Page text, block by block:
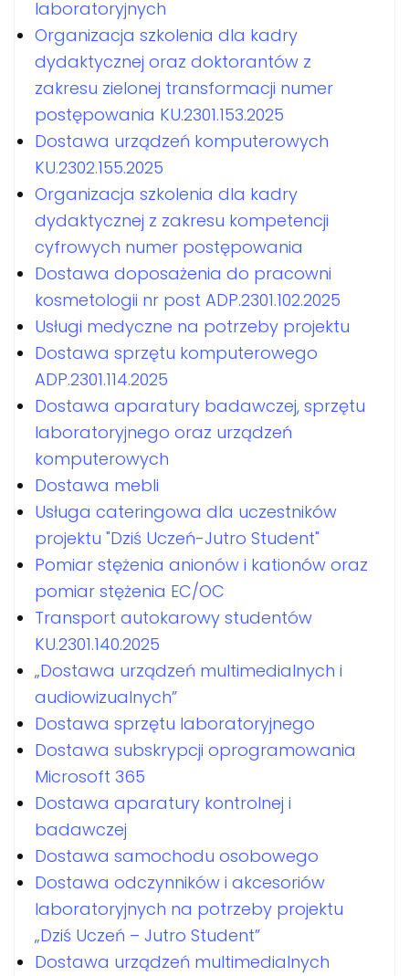
laboratoryjnych
Organizacja szkolenia dla kadry
dydaktycznej oraz doktorantów z
zakresu zielonej transformacji numer
postępowania KU.2301.153.2025
Dostawa urządzeń komputerowych
KU.2302.155.2025
Organizacja szkolenia dla kadry
dydaktycznej z zakresu kompetencji
cyfrowych numer postępowania
Dostawa doposażenia do pracowni
kosmetologii nr post ADP.2301.102.2025
Usługi medyczne na potrzeby projektu
Dostawa sprzętu komputerowego
ADP.2301.114.2025
Dostawa aparatury badawczej, sprzętu
laboratoryjnego oraz urządzeń
komputerowych
Dostawa mebli
Usługa cateringowa dla uczestników
projektu "Dziś Uczeń-Jutro Student"
Pomiar stężenia anionów i kationów oraz
pomiar stężenia EC/OC
Transport autokarowy studentów
KU.2301.140.2025
„Dostawa urządzeń multimedialnych i
audiowizualnych”
Dostawa sprzętu laboratoryjnego
Dostawa subskrypcji oprogramowania
Microsoft 365
Dostawa aparatury kontrolnej i
badawczej
Dostawa samochodu osobowego
Dostawa odczynników i akcesoriów
laboratoryjnych na potrzeby projektu
„Dziś Uczeń – Jutro Student”
Dostawa urządzeń multimedialnych